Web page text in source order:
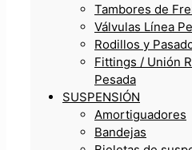
Tambores de
Válvulas Línea
Rodillos y
Fittings / Unión
Pesada
SUSPENSIÓN
Amortiguadores
Bandejas